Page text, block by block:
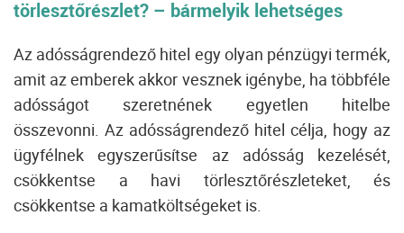
törlesztőrészlet? – bármelyik lehetséges
Az adósságrendező hitel egy olyan pénzügyi termék,
amit az emberek akkor vesznek igénybe, ha többféle
adósságot szeretnének egyetlen hitelbe
összevonni. Az adósságrendező hitel célja, hogy az
ügyfélnek egyszerűsítse az adósság kezelését,
csökkentse a havi törlesztőrészleteket, és
csökkentse a kamatköltségeket is.